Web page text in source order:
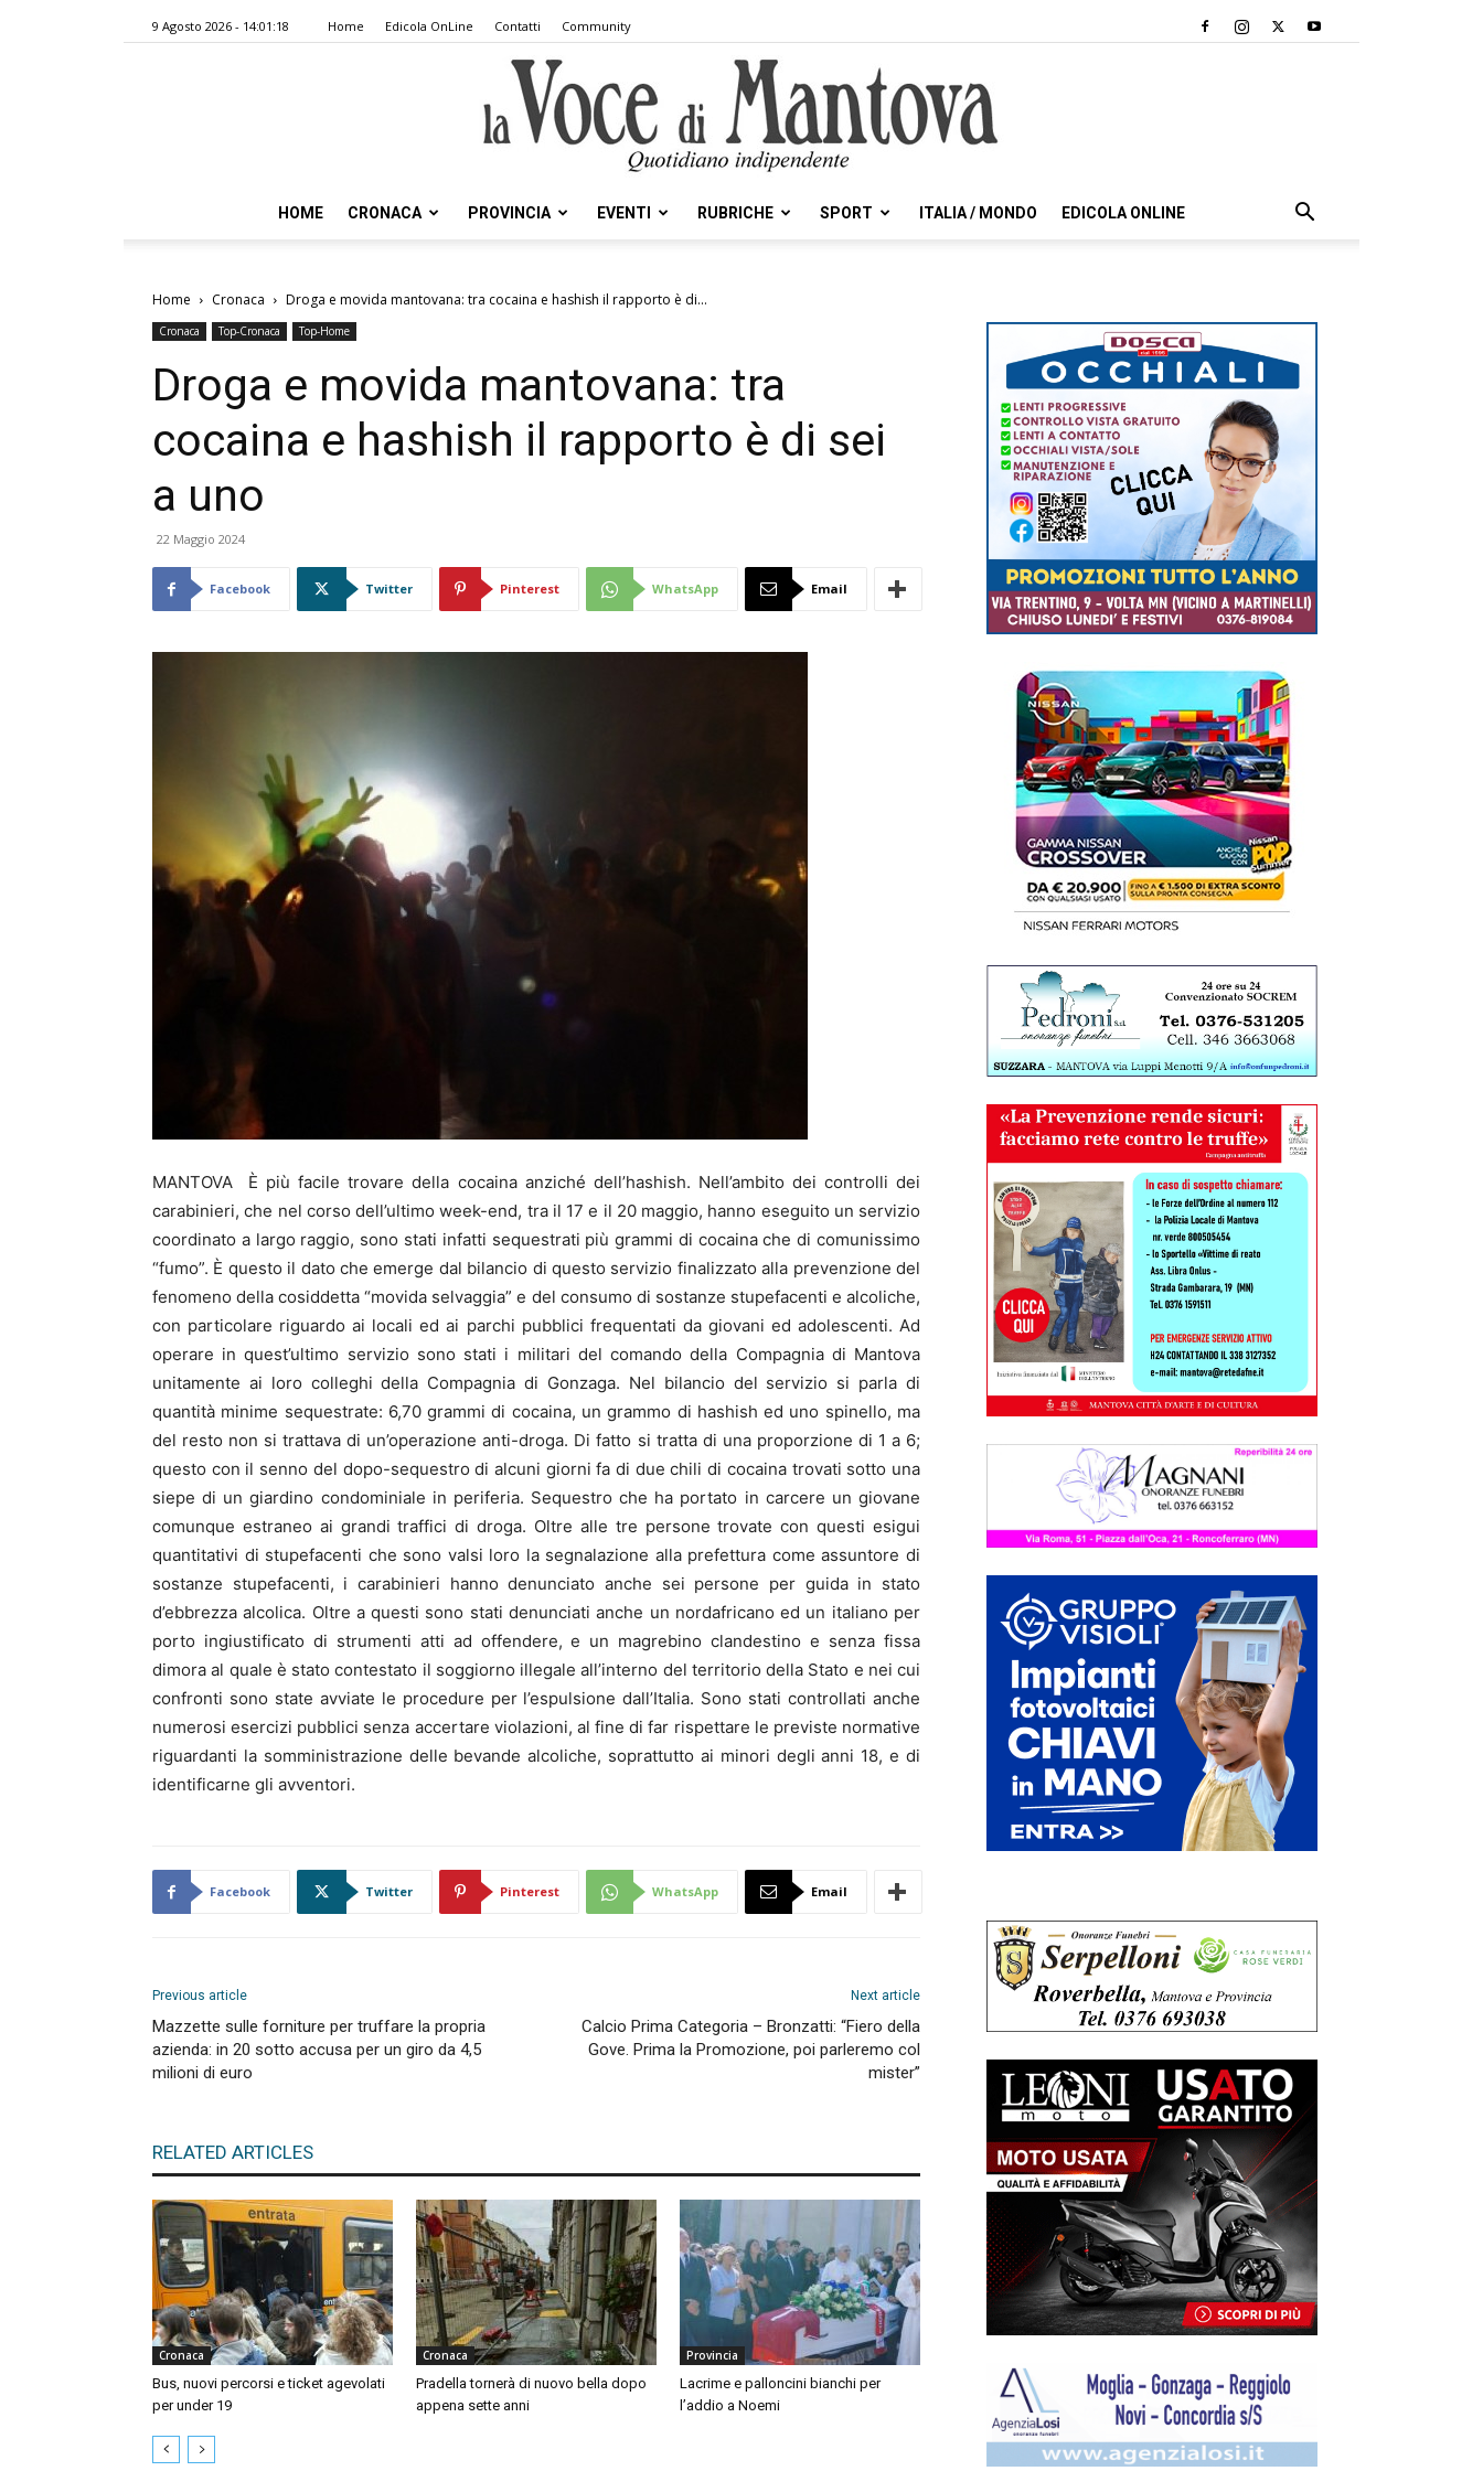
9 Agosto 2026 - 14:01:18 Home Edicola OnLine Contatti Community
Voce
HOME CRONACA PROVINCIA EVENTI RUBRICHE SPORT ITALIA / MONDO EDICOLA ONLINE
Home Cronaca Droga e movida mantovana: tra cocaina e hashish il rapporto è di...
Cronaca Top-Cronaca Top-Home
Droga e movida mantovana: tra
cocaina e hashish il rapporto è di sei
a uno
22 Maggio 2024
Facebook Twitter Pinterest WhatsApp Email
MANTOVA È più facile trovare della cocaina anziché dell’hashish. Nell’ambito dei controlli dei
carabinieri, che nel corso dell’ultimo week-end, tra il 17 e il 20 maggio, hanno eseguito un servizio
coordinato a largo raggio, sono stati infatti sequestrati più grammi di cocaina che di comunissimo
“fumo”. È questo il dato che emerge dal bilancio di questo servizio finalizzato alla prevenzione del
fenomeno della cosiddetta “movida selvaggia” e del consumo di sostanze stupefacenti e alcoliche,
con particolare riguardo ai locali ed ai parchi pubblici frequentati da giovani ed adolescenti. Ad
operare in quest’ultimo servizio sono stati i militari del comando della Compagnia di Mantova
unitamente ai loro colleghi della Compagnia di Gonzaga. Nel bilancio del servizio si parla di
quantità minime sequestrate: 6,70 grammi di cocaina, un grammo di hashish ed uno spinello, ma
del resto non si trattava di un’operazione anti-droga. Di fatto si tratta di una proporzione di 1 a 6;
questo con il senno del dopo-sequestro di alcuni giorni fa di due chili di cocaina trovati sotto una
siepe di un giardino condominiale in periferia. Sequestro che ha portato in carcere un giovane
comunque estraneo ai grandi traffici di droga. Oltre alle tre persone trovate con questi esigui
quantitativi di stupefacenti che sono valsi loro la segnalazione alla prefettura come assuntore di
sostanze stupefacenti, i carabinieri hanno denunciato anche sei persone per guida in stato
d’ebbrezza alcolica. Oltre a questi sono stati denunciati anche un nordafricano ed un italiano per
porto ingiustificato di strumenti atti ad offendere, e un magrebino clandestino e senza fissa
dimora al quale è stato contestato il soggiorno illegale all’interno del territorio della Stato e nei cui
confronti sono state avviate le procedure per l’espulsione dall’Italia. Sono stati controllati anche
numerosi esercizi pubblici senza accertare violazioni, al fine di far rispettare le previste normative
riguardanti la somministrazione delle bevande alcoliche, soprattutto ai minori degli anni 18, e di
identificarne gli avventori.
Facebook Twitter Pinterest WhatsApp Email
Previous article
Mazzette sulle forniture per truffare la propria
azienda: in 20 sotto accusa per un giro da 4,5
milioni di euro
Next article
Calcio Prima Categoria – Bronzatti: “Fiero della
Gove. Prima la Promozione, poi parleremo col
mister”
RELATED ARTICLES
Cronaca
Bus, nuovi percorsi e ticket agevolati
per under 19
Cronaca
Pradella tornerà di nuovo bella dopo
appena sette anni
Provincia
Lacrime e palloncini bianchi per
l’addio a Noemi